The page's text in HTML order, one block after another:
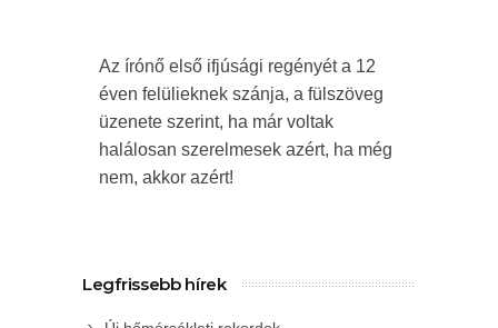
Az írónő első ifjúsági regényét a 12
éven felülieknek szánja, a fülszöveg
üzenete szerint, ha már voltak
halálosan szerelmesek azért, ha még
nem, akkor azért!
Legfrissebb hírek